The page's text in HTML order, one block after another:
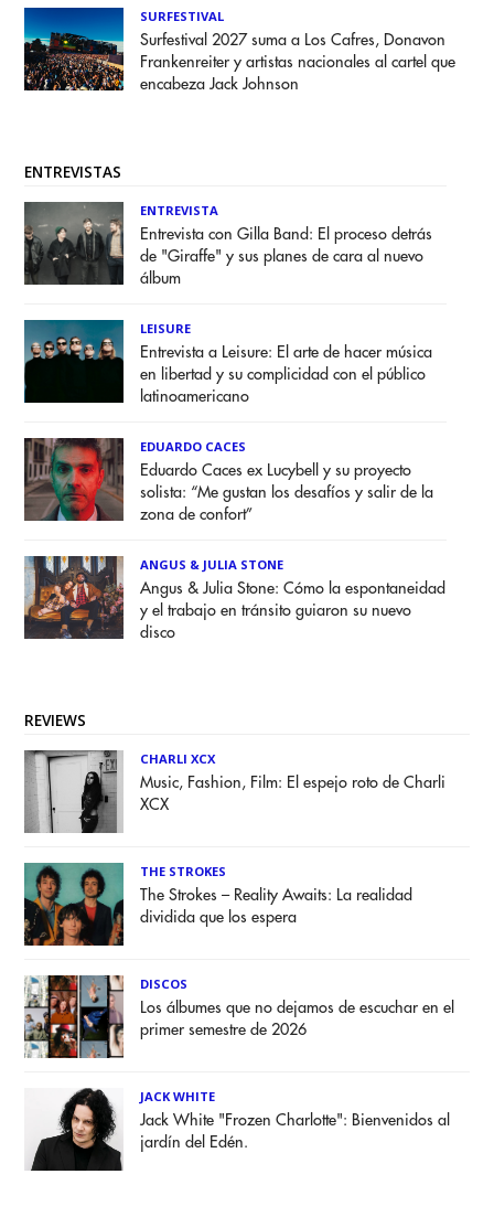
SURFESTIVAL
Surfestival 2027 suma a Los Cafres, Donavon
Frankenreiter y artistas nacionales al cartel que
encabeza Jack Johnson
ENTREVISTAS
ENTREVISTA
Entrevista con Gilla Band: El proceso detrás
de "Giraffe" y sus planes de cara al nuevo
álbum
LEISURE
Entrevista a Leisure: El arte de hacer música
en libertad y su complicidad con el público
latinoamericano
EDUARDO CACES
Eduardo Caces ex Lucybell y su proyecto
solista: “Me gustan los desafíos y salir de la
zona de confort”
ANGUS & JULIA STONE
Angus & Julia Stone: Cómo la espontaneidad
y el trabajo en tránsito guiaron su nuevo
disco
REVIEWS
CHARLI XCX
Music, Fashion, Film: El espejo roto de Charli
XCX
THE STROKES
The Strokes – Reality Awaits: La realidad
dividida que los espera
DISCOS
Los álbumes que no dejamos de escuchar en el
primer semestre de 2026
JACK WHITE
Jack White "Frozen Charlotte": Bienvenidos al
jardín del Edén.